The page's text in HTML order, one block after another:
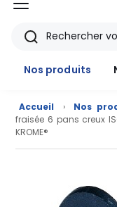
menu
Rechercher
Nos produits
Accueil › Nos
fraisée 6 pans creux
KROME®